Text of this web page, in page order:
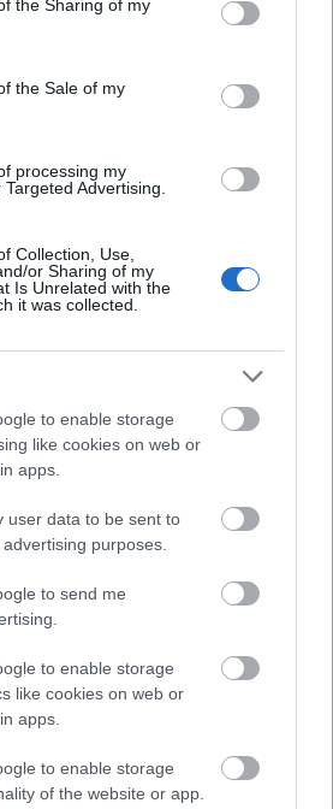
usage behaviour. You may click to
Google and its third-party tags to
specified purposes in below Google
the Sharing of my
the Sale of my
processing my
Advertising.
Collection, Use,
or Sharing of my
Is Unrelated with the
it was collected.
to enable storage
like cookies on web or
apps.
user data to be sent to
purposes.
to send me
to enable storage
like cookies on web or
apps.
to enable storage
of the website or app.
Tündérhinta
című babaszínházi
- Élet a falakon túl
ifjúsági
a társulat aKarácsonyi álom - a fény
készül, amit kicsiknek és nagyoknak
Márton-nap, advent), minden
Zeneházban
28-aiDohnányi zenekarral
közös
az improvizáció népi fúvós
zeneszerzéssel is foglalkozik.
dallamformálása és ötletes szólói
jelentenek kapcsolódási pontot.
életútja fontos és jelenleg is aktív
a teljesség igénye nélkül.
tovább
– grandiózus show az MVM